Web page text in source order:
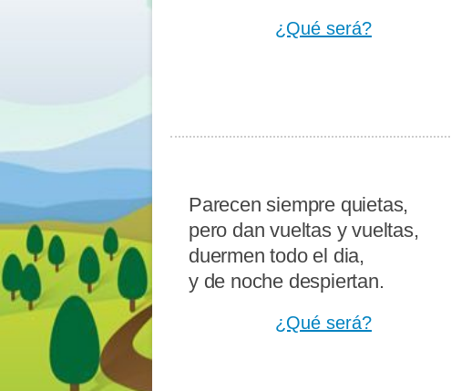
¿Qué será?
Parecen siempre quietas,
pero dan vueltas y vueltas,
duermen todo el dia,
y de noche despiertan.
¿Qué será?